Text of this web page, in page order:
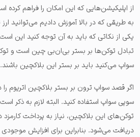
از اپلیکیشن‌هایی که این امکان را فراهم
به طریقی که در بالا آموزش دادیم می‌توانید
یکی از نکاتی که باید به آن توجه کنید این
تبادل توکن‌ها بر بستر بی‌ان‌بی چین است و
سواپ می‌کنید باید بر بستر این بلاکچین باشند.
اگر قصد سواپ ترون بر بستر بلاکچین اتریوم را
سوپی سواپ استفاده کنید. البته لازم به ذکر
توکن‌های این بلاکچین، نیاز به پرداخت کارمزد
دریافت می‌شود. بنابراین برای افزایش